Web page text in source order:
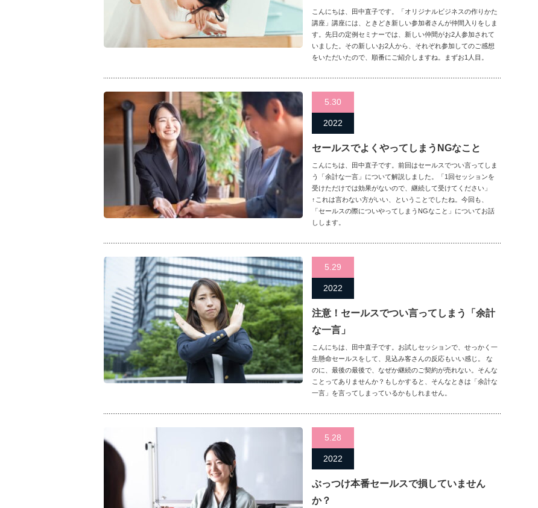
こんにちは、田中直子です。「オリジナルビジネスの作りかた
講座」講座には、ときどき新しい参加者さんが仲間入りをしま
す。先日の定例セミナーでは、新しい仲間がお2人参加されて
いました。その新しいお2人から、それぞれ参加してのご感想
をいただいたので、順番にご紹介しますね。まずお1人目。
5.30
2022
セールスでよくやってしまうNGなこと
こんにちは、田中直子です。前回はセールスでつい言ってしま
う「余計な一言」について解説しました。「1回セッションを
受けただけでは効果がないので、継続して受けてください」
↑これは言わない方がいい、ということでしたね。今回も、
「セールスの際についやってしまうNGなこと」についてお話
しします。
5.29
2022
注意！セールスでつい言ってしまう「余計
な一言」
こんにちは、田中直子です。お試しセッションで、せっかく一
生懸命セールスをして、見込み客さんの反応もいい感じ。 な
のに、最後の最後で、なぜか継続のご契約が売れない。そんな
ことってありませんか？もしかすると、そんなときは「余計な
一言」を言ってしまっているかもしれません。
5.28
2022
ぶっつけ本番セールスで損していません
か？